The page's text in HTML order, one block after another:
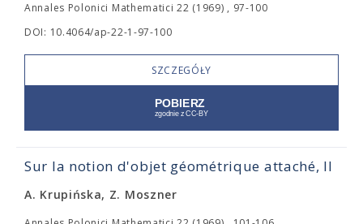
Annales Polonici Mathematici 22 (1969) , 97-100
DOI: 10.4064/ap-22-1-97-100
SZCZEGÓŁY
Sur la notion d'objet géométrique attaché, II
A. Krupińska, Z. Moszner